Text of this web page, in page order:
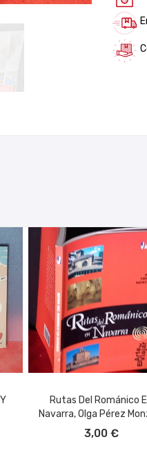
Rutas Del Románico
Navarra, Olga Pérez
3,00 €
AÑADIR AL CARRITO